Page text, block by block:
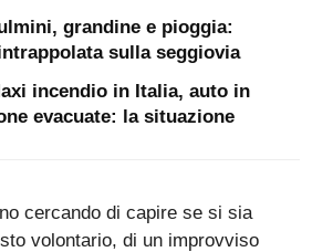
grandine e pioggia:
sulla seggiovia
incendio in Italia, auto in
evacuate: la situazione
cercando di capire se si sia
volontario, di un improvviso